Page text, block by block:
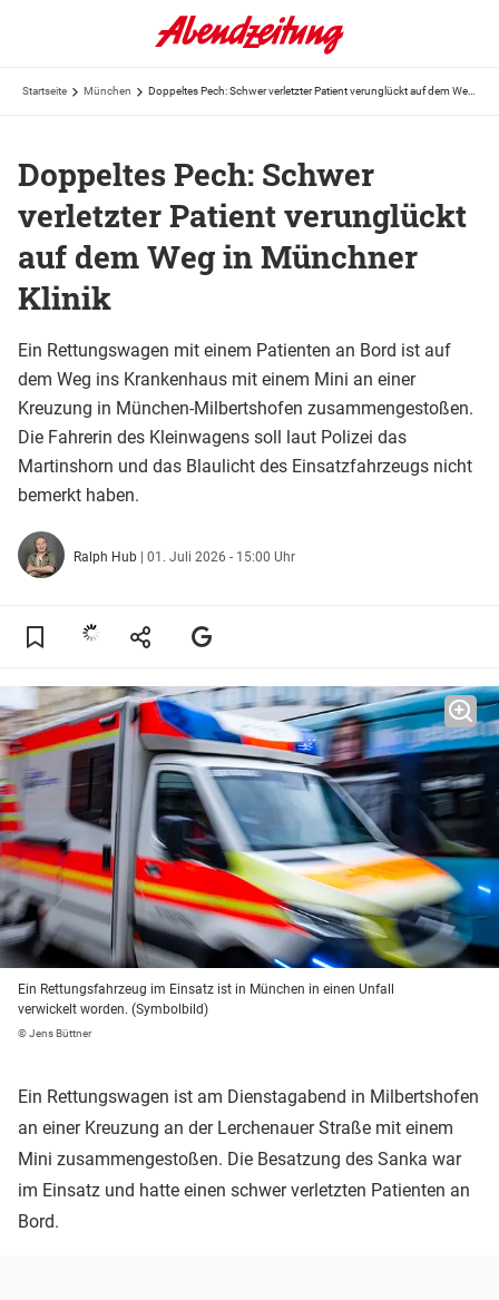
Startseite München
Doppeltes Pech: Schwer
verletzter Patient verunglückt
auf dem Weg in Münchner
Klinik
Ein Rettungswagen mit einem Patienten an Bord ist auf
dem Weg ins Krankenhaus mit einem Mini an einer
Kreuzung in München-Milbertshofen zusammengestoßen.
Die Fahrerin des Kleinwagens soll laut Polizei das
Martinshorn und das Blaulicht des Einsatzfahrzeugs nicht
bemerkt haben.
Ralph Hub | 01. Juli 2026 - 15:00 Uhr
Ein Rettungsfahrzeug im Einsatz ist in München in einen Unfall
verwickelt worden. (Symbolbild)
© Jens Büttner
Ein Rettungswagen ist am Dienstagabend in Milbertshofen
an einer Kreuzung an der Lerchenauer Straße mit einem
Mini zusammengestoßen. Die Besatzung des Sanka war
im Einsatz und hatte einen schwer verletzten Patienten an
Bord.